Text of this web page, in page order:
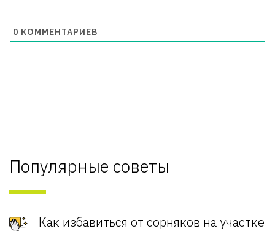
0 КОММЕНТАРИЕВ
Популярные советы
Как избавиться от сорняков на участке